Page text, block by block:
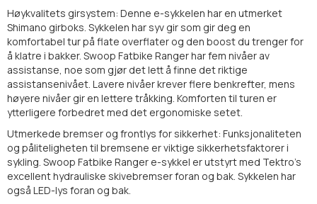
Høykvalitets girsystem: Denne e-sykkelen har en utmerket
Shimano girboks. Sykkelen har syv gir som gir deg en
komfortabel tur på flate overflater og den boost du trenger for
å klatre i bakker. Swoop Fatbike Ranger har fem nivåer av
assistanse, noe som gjør det lett å finne det riktige
assistansenivået. Lavere nivåer krever flere benkrefter, mens
høyere nivåer gir en lettere tråkking. Komforten til turen er
ytterligere forbedret med det ergonomiske setet.
Utmerkede bremser og frontlys for sikkerhet: Funksjonaliteten
og påliteligheten til bremsene er viktige sikkerhetsfaktorer i
sykling. Swoop Fatbike Ranger e-sykkel er utstyrt med Tektro's
excellent hydrauliske skivebremser foran og bak. Sykkelen har
også LED-lys foran og bak.